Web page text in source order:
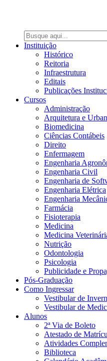
Instituição
Histórico
Reitoria
Infraestrutura
Editais
Publicações
Cursos
Administração
Arquitetura e
Biomedicina
Ciências Contábeis
Direito
Enfermagem
Engenharia
Engenharia Civil
Engenharia de
Engenharia Elétrica
Engenharia
Farmácia
Fisioterapia
Medicina
Medicina
Nutrição
Odontologia
Psicologia
Publicidade e
Pós-Graduação
Como Ingressar
Vestibular de
Vestibular de
Alunos
2ª Via de Boleto
Atestado de
Atividades
Biblioteca